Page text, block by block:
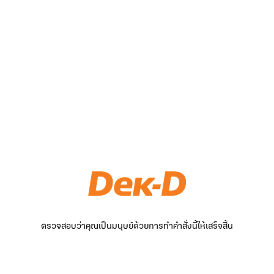
ตรวจสอบว่าคุณเป็นมนุษย์ด้วยการทำคำสั่งนี้ให้เสร็จสิ้น